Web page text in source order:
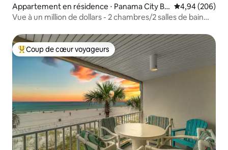
Appartement en résidence ⋅ Panama City Be
ach
Évaluation
4,94 (206)
Vue à un million de dollars - 2 chambres/2 salles de bain
Coups de cœur voyageurs les plus appréciés
Coup de cœur voyageurs